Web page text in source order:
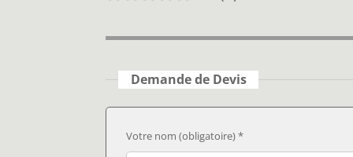
Demande de Devis
Votre nom (obligatoire) *